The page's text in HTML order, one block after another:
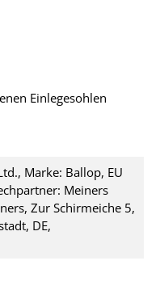
Einlegesohlen
Marke: Ballop, EU
Meiners
Zur Schirmeiche 5,
DE,